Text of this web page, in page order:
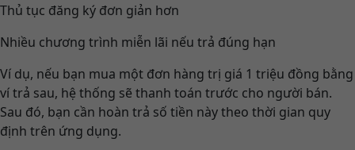
Thủ tục đăng ký đơn giản hơn
Nhiều chương trình miễn lãi nếu trả đúng hạn
Ví dụ, nếu bạn mua một đơn hàng trị giá 1 triệu đồng bằng
ví trả sau, hệ thống sẽ thanh toán trước cho người bán.
Sau đó, bạn cần hoàn trả số tiền này theo thời gian quy
định trên ứng dụng.